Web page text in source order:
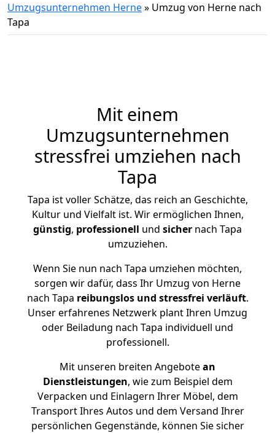
Umzugsunternehmen Herne» Umzug von Herne nach
Tapa
Mit einem
Umzugsunternehmen
stressfrei umziehen nach
Tapa
Tapa ist voller Schätze, das reich an Geschichte,
Kultur und Vielfalt ist. Wir ermöglichen Ihnen,
günstig, professionell und sicher nach Tapa
umzuziehen.
Wenn Sie nun nach Tapa umziehen möchten,
sorgen wir dafür, dass Ihr Umzug von Herne
nach Tapa reibungslos und stressfrei verläuft.
Unser erfahrenes Netzwerk plant Ihren Umzug
oder Beiladung nach Tapa individuell und
professionell.
Mit unseren breiten Angebotean
Dienstleistungen, wie zum Beispiel dem
Verpacken und Einlagern Ihrer Möbel, dem
Transport Ihres Autos und dem Versand Ihrer
persönlichen Gegenstände, können Sie sicher